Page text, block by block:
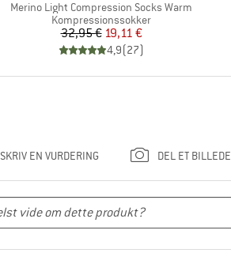
Artikel
Merino Light Compression Socks Warm
Produktgruppe
Kompressionssokker
Pris
32,95 €Nedsat pris
19,11 €
4,9(27)
SKRIV EN VURDERING DEL ET BILLEDE